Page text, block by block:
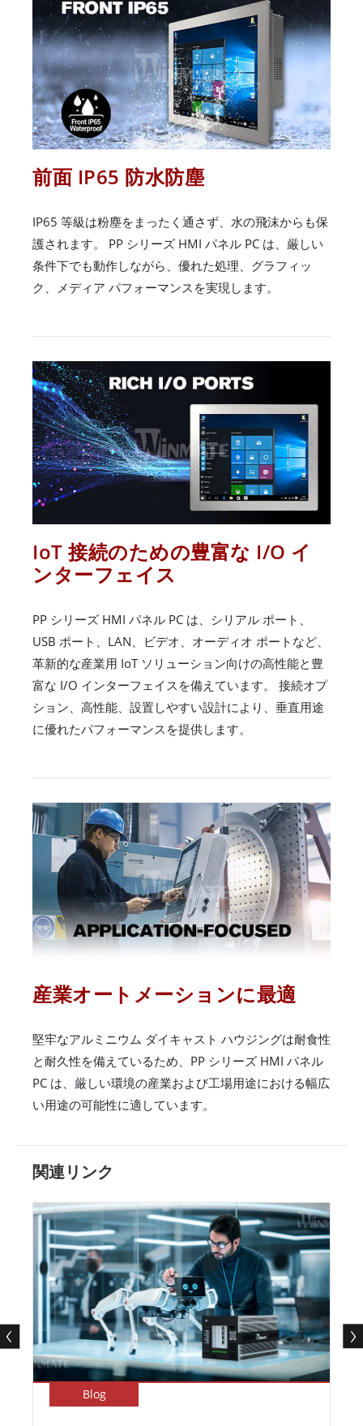
前面 IP65 防水防塵
IP65 等級は粉塵をまったく通さず、水の飛沫からも保
護されます。 PP シリーズ HMI パネル PC は、厳しい
条件下でも動作しながら、優れた処理、グラフィッ
ク、メディア パフォーマンスを実現します。
IoT 接続のための豊富な I/O イ
ンターフェイス
PP シリーズ HMI パネル PC は、シリアル ポート、
USB ポート、LAN、ビデオ、オーディオ ポートなど、
革新的な産業用 IoT ソリューション向けの高性能と豊
富な I/O インターフェイスを備えています。 接続オプ
ション、高性能、設置しやすい設計により、垂直用途
に優れたパフォーマンスを提供します。
産業オートメーションに最適
堅牢なアルミニウム ダイキャスト ハウジングは耐食性
と耐久性を備えているため、PP シリーズ HMI パネル
PC は、厳しい環境の産業および工場用途における幅広
い用途の可能性に適しています。
関連リンク
Blog